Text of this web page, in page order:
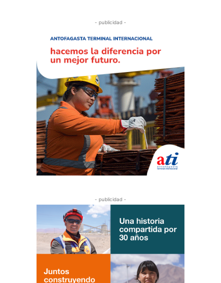
- publicidad -
- publicidad -